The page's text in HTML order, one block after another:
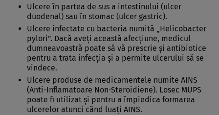
Ulcere în partea de sus a intestinului (ulcer
duodenal) sau în stomac (ulcer gastric).
Ulcere infectate cu bacteria numită „Helicobacter
pylori”. Dacă aveţi această afecţiune, medicul
dumneavoastră poate să vă prescrie şi antibiotice
pentru a trata infecţia şi a permite ulcerului să se
vindece.
Ulcere produse de medicamentele numite AINS
(Anti-Inflamatoare Non-Steroidiene). Losec MUPS
poate fi utilizat şi pentru a împiedica formarea
ulcerelor atunci când luaţi AINS.